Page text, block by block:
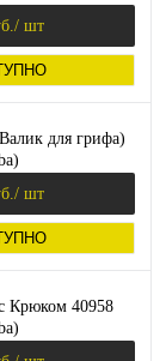
/ шт
для грифа)
/ шт
Крюком 40958